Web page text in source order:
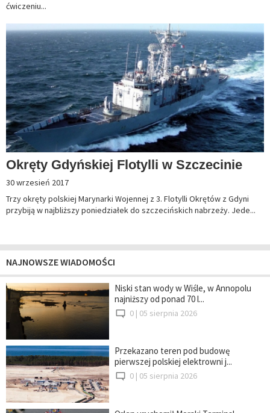
ćwiczeniu...
Okręty Gdyńskiej Flotylli w Szczecinie
30 wrzesień 2017
Trzy okręty polskiej Marynarki Wojennej z 3. Flotylli Okrętów z Gdyni
przybiją w najbliższy poniedziałek do szczecińskich nabrzeży. Jede...
NAJNOWSZE WIADOMOŚCI
Niski stan wody w Wiśle, w Annopolu
najniższy od ponad 70 l...
0 | 05 sierpnia 2026
Przekazano teren pod budowę
pierwszej polskiej elektrowni j...
0 | 05 sierpnia 2026